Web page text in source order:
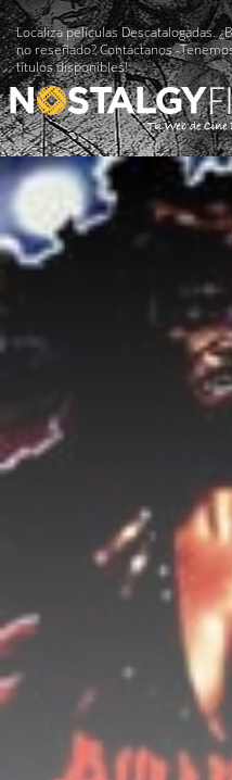
Localiza películas Descatalogadas.
no reseñado? Contáctanos -
títulos disponibles!